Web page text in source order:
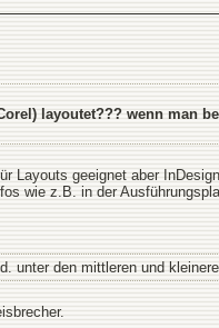
layoutet??? wenn man
geeignet aber
wie z.B. in der
unter den mittleren und